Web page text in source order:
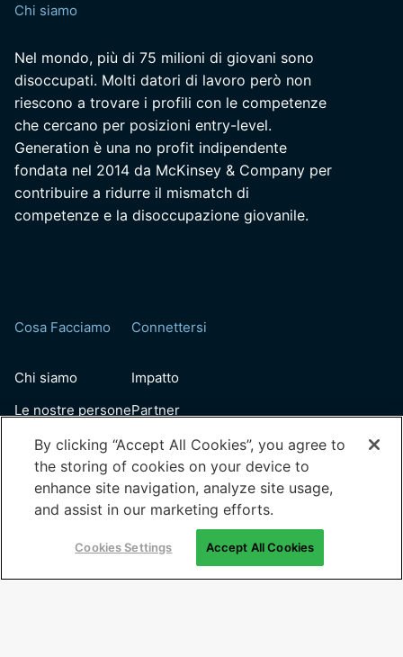
Chi siamo
Nel mondo, più di 75 milioni di giovani sono
disoccupati. Molti datori di lavoro però non
riescono a trovare i profili con le competenze
che cercano per posizioni entry-level.
Generation è una no profit indipendente
fondata nel 2014 da McKinsey & Company per
contribuire a ridurre il mismatch di
competenze e la disoccupazione giovanile.
Cosa Facciamo
Chi siamo
Le nostre persone
Scegli un corso
Studenti
FAQs
Connettersi
Impatto
Partner
Contattaci
By clicking “Accept All Cookies”, you agree to
the storing of cookies on your device to
enhance site navigation, analyze site usage,
and assist in our marketing efforts.
Cookies Settings Accept All Cookies